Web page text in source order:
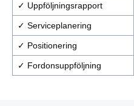
✓ Uppföljningsrapport
✓ Serviceplanering
✓ Positionering
✓ Fordonsuppföljning